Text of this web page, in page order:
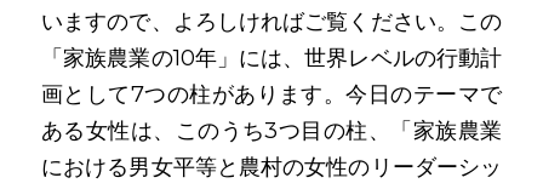
いますので、よろしければご覧ください。この
「家族農業の10年」には、世界レベルの行動計
画として7つの柱があります。今日のテーマで
ある女性は、このうち3つ目の柱、「家族農業
における男女平等と農村の女性のリーダーシッ